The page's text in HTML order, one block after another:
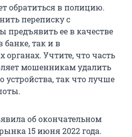
обратиться в полицию.
переписку с
ее в качестве
банке, так и в
органах. Учтите, что часть
мошенникам удалить
устройства, так что лучше
об окончательном
15 июня 2022 года.